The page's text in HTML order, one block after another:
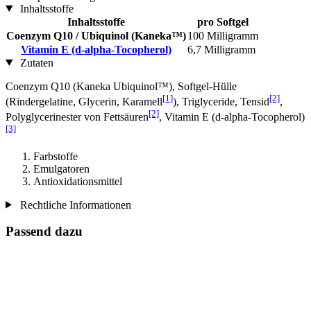
Inhaltsstoffe
Inhaltsstoffe
pro Softgel
Coenzym Q10 / Ubiquinol (Kaneka™)100 Milligramm
Vitamin E (d-alpha-Tocopherol)
6,7 Milligramm
Zutaten
Coenzym Q10 (Kaneka Ubiquinol™), Softgel-Hülle
(Rindergelatine, Glycerin, Karamell[1]), Triglyceride, Tensid[2],
Polyglycerinester von Fettsäuren[2], Vitamin E (d-alpha-Tocopherol)
[3]
Farbstoffe
Emulgatoren
Antioxidationsmittel
Rechtliche Informationen
Passend dazu